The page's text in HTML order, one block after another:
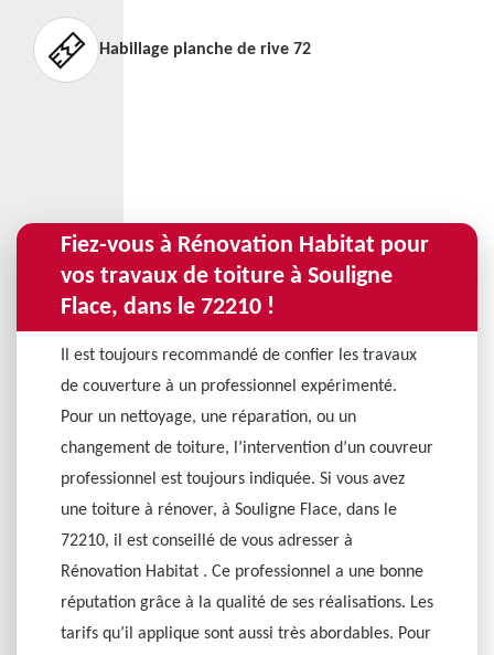
Habillage planche de rive 72
Fiez-vous à Rénovation Habitat pour
vos travaux de toiture à Souligne
Flace, dans le 72210 !
Il est toujours recommandé de confier les travaux
de couverture à un professionnel expérimenté.
Pour un nettoyage, une réparation, ou un
changement de toiture, l’intervention d’un couvreur
professionnel est toujours indiquée. Si vous avez
une toiture à rénover, à Souligne Flace, dans le
72210, il est conseillé de vous adresser à
Rénovation Habitat . Ce professionnel a une bonne
réputation grâce à la qualité de ses réalisations. Les
tarifs qu’il applique sont aussi très abordables. Pour